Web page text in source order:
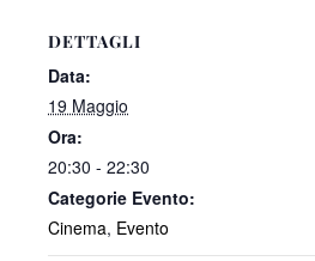
DETTAGLI
Data:
19 Maggio
Ora:
20:30 - 22:30
Categorie Evento:
Cinema, Evento